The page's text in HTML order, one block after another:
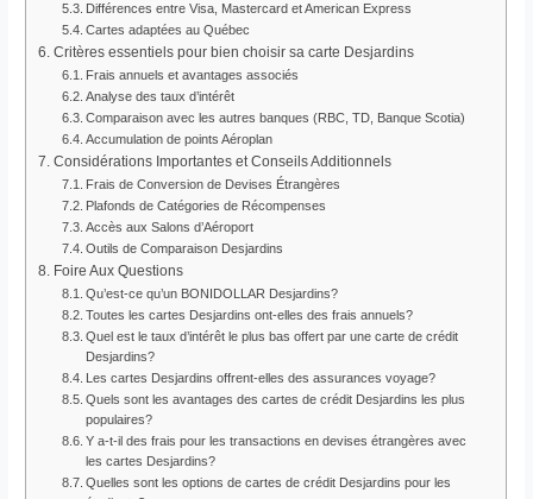
Différences entre Visa, Mastercard et American Express
Cartes adaptées au Québec
Critères essentiels pour bien choisir sa carte Desjardins
Frais annuels et avantages associés
Analyse des taux d’intérêt
Comparaison avec les autres banques (RBC, TD, Banque Scotia)
Accumulation de points Aéroplan
Considérations Importantes et Conseils Additionnels
Frais de Conversion de Devises Étrangères
Plafonds de Catégories de Récompenses
Accès aux Salons d’Aéroport
Outils de Comparaison Desjardins
Foire Aux Questions
Qu’est-ce qu’un BONIDOLLAR Desjardins?
Toutes les cartes Desjardins ont-elles des frais annuels?
Quel est le taux d’intérêt le plus bas offert par une carte de crédit
Desjardins?
Les cartes Desjardins offrent-elles des assurances voyage?
Quels sont les avantages des cartes de crédit Desjardins les plus
populaires?
Y a-t-il des frais pour les transactions en devises étrangères avec
les cartes Desjardins?
Quelles sont les options de cartes de crédit Desjardins pour les